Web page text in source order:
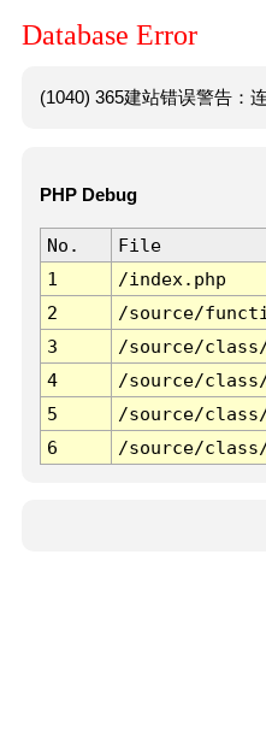
Database Error
(1040) 365建站错误警告：
PHP Debug
No. File
1
/index.php
2
/source/
3
/source/
4
/source/
5
/source/
6
/source/